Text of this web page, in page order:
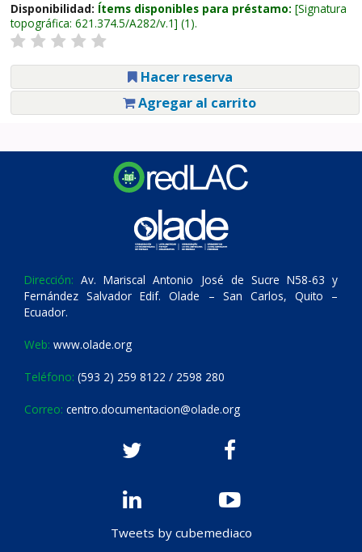
Disponibilidad: Ítems disponibles para préstamo: Signatura
topográfica: 621.374.5/A282/v.1 (1).
Hacer reserva
Agregar al carrito
Dirección: Av. Mariscal Antonio José de Sucre N58-63 y
Fernández Salvador Edif. Olade – San Carlos, Quito –
Ecuador.
Web: www.olade.org
Teléfono: (593 2) 259 8122 / 2598 280
Correo: centro.documentacion@olade.org
Tweets by cubemediaco